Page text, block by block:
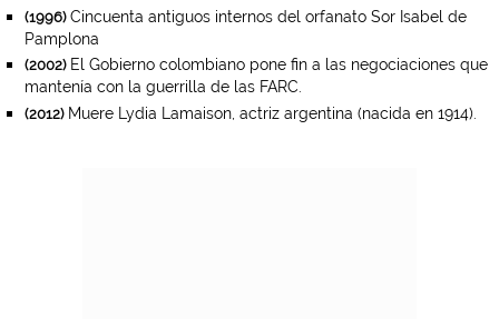
(1996)Cincuenta antiguos internos del orfanato Sor Isabel de
Pamplona
(2002)El Gobierno colombiano pone fin a las negociaciones que
mantenía con la guerrilla de las FARC.
(2012)Muere Lydia Lamaison, actriz argentina (nacida en 1914).